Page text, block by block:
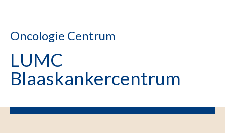
Oncologie Centrum
LUMC
Blaaskankercentrum